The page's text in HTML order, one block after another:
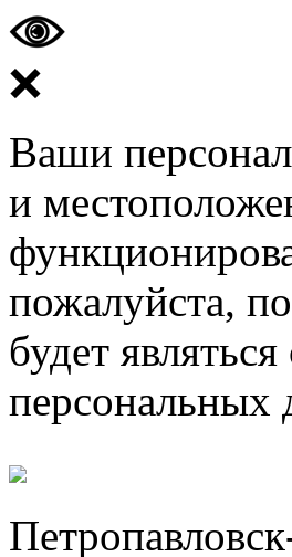
❌
Ваши
и
пожалуйста,
будет
персональных